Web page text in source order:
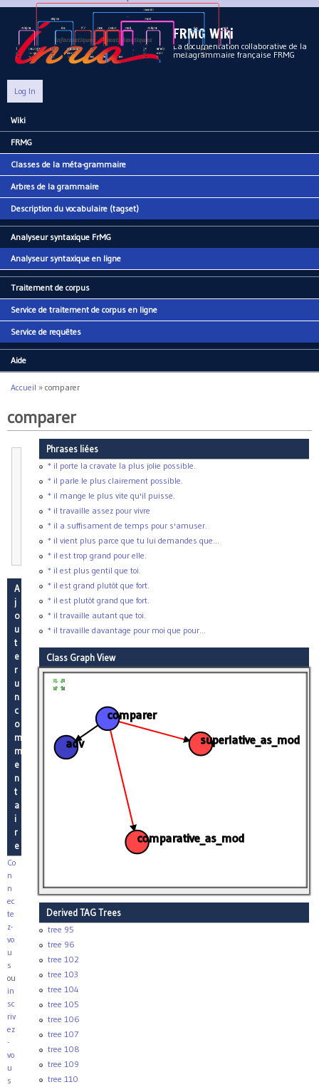
Aller au contenu principal
FRMG Wiki
La documentation collaborative de la
metagrammaire française FRMG
Log In
Main menu
Wiki
FRMG
Classes de la méta-grammaire
Arbres de la grammaire
Description du vocabulaire (tagset)
Analyseur syntaxique FrMG
Analyseur syntaxique en ligne
Traitement de corpus
Service de traitement de corpus en ligne
Service de requêtes
Aide
Vous êtes ici
Accueil » comparer
comparer
class
comparer
{
+
comparer;
<:
adv;
comparer =
node comparer : [lex
top:
}
A
j
o
u
t
e
r
u
n
c
o
m
m
e
n
t
a
i
r
e
Co
n
n
ec
te
z-
vo
u
s
ou
in
sc
riv
ez
-
vo
u
s
Phrases liées
* il porte la cravate la plus jolie possible.
* il parle le plus clairement possible.
* il mange le plus vite qu'il puisse.
* il travaille assez pour vivre
* il a suffisament de temps pour s'amuser.
* il vient plus parce que tu lui demandes que...
* il est trop grand pour elle.
* il est plus gentil que toi.
* il est grand plutôt que fort.
* il est plutôt grand que fort.
* il travaille autant que toi.
* il travaille davantage pour moi que pour...
Class Graph View
comparer
adv superlative_as_mod
comparative_as_mod
Derived TAG Trees
tree 95
tree 96
tree 102
tree 103
tree 104
tree 105
tree 106
tree 107
tree 108
tree 109
tree 110